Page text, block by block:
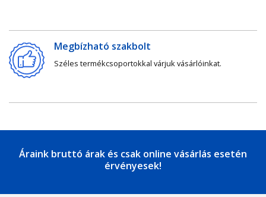
Megbízható szakbolt
Széles termékcsoportokkal várjuk vásárlóinkat.
Áraink bruttó árak és csak online vásárlás esetén
érvényesek!